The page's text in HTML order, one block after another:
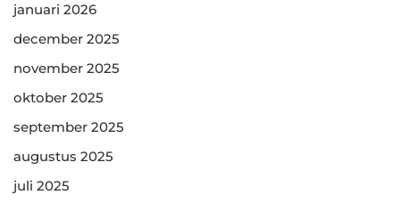
januari 2026
december 2025
november 2025
oktober 2025
september 2025
augustus 2025
juli 2025